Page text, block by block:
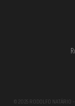
© 2025 RODOLFO NATÁRIO